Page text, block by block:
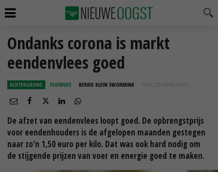
Ondanks corona is markt
eendenvlees goed
ACHTERGROND PLUIMVEE BERRIE KLEIN SWORMINK 10 DEC 2021 OM 06:30
De afzet van eendenvlees loopt goed. De opbrengstprijs
voor eendenhouders is de afgelopen maanden gestegen
naar zo'n 1,50 euro per kilo. Dat was ook hard nodig om
de stijgende prijzen van voer en energie goed te maken.